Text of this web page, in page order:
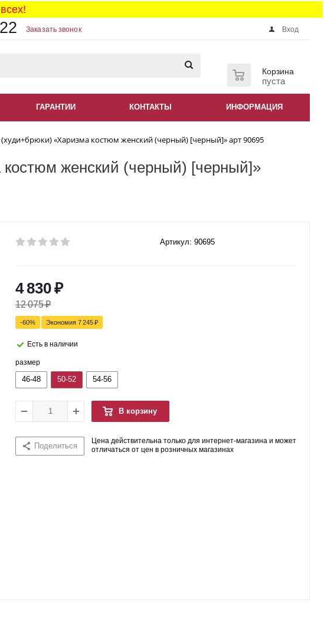
Заказать звонок Вход
Корзина
пуста
ГАРАНТИИ КОНТАКТЫ ИНФОРМАЦИЯ
«Харизма костюм женский (черный) [черный]» арт 90695
женский (черный) [черный]»
Артикул: 90695
4 830₽
12 075₽
-60% Экономия 7 245₽
Есть в наличии
размер
46-48 50-52 54-56
В корзину
Поделиться
Цена действительна только для интернет-магазина и может
отличаться от цен в розничных магазинах